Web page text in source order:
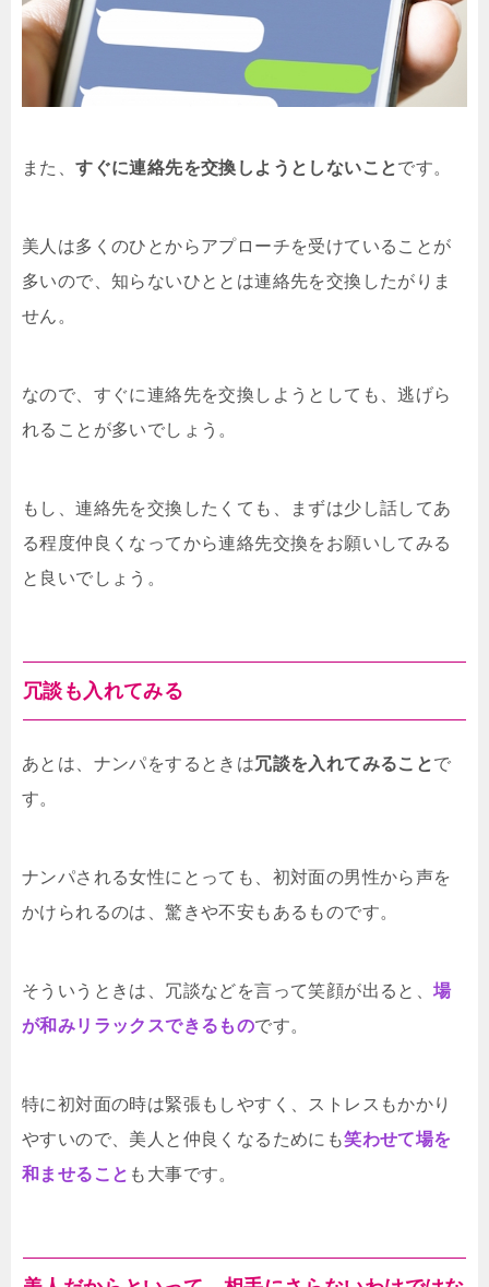
また、すぐに連絡先を交換しようとしないことです。
美人は多くのひとからアプローチを受けていることが
多いので、知らないひととは連絡先を交換したがりま
せん。
なので、すぐに連絡先を交換しようとしても、逃げら
れることが多いでしょう。
もし、連絡先を交換したくても、まずは少し話してあ
る程度仲良くなってから連絡先交換をお願いしてみる
と良いでしょう。
冗談も入れてみる
あとは、ナンパをするときは冗談を入れてみることで
す。
ナンパされる女性にとっても、初対面の男性から声を
かけられるのは、驚きや不安もあるものです。
そういうときは、冗談などを言って笑顔が出ると、場
が和みリラックスできるものです。
特に初対面の時は緊張もしやすく、ストレスもかかり
やすいので、美人と仲良くなるためにも笑わせて場を
和ませること も大事です。